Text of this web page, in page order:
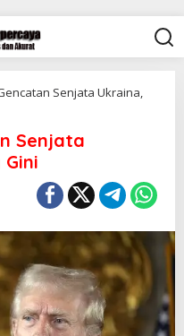
Senjata Ukraina,
Senjata